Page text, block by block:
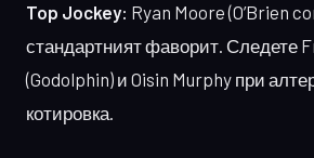
Top Jockey: Ryan Moore (O’Brien
стандартният фаворит. Следете
(Godolphin) и Oisin Murphy при
котировка.